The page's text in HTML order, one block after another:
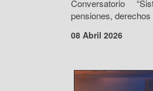
Conversatorio
pensiones, derechos
08 Abril 2026